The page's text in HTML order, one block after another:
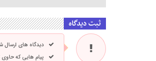
ثبت دیدگاه
دیدگاه های
پیام هایی که حاوی